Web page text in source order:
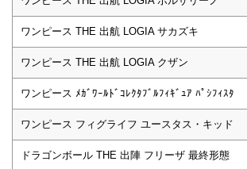
ワンピース THE 出航 LOGIA サカズキ
ワンピース THE 出航 LOGIA クザン
ワンピース ﾒｶﾞﾜｰﾙﾄﾞｺﾚｸﾀﾌﾞﾙﾌｨｷﾞｭｱ ﾊﾟｼﾌｨｽﾀ
ワンピース フィグライフ ユースタス・キッド
ドラゴンボール THE 出陣 フリーザ 最終形態